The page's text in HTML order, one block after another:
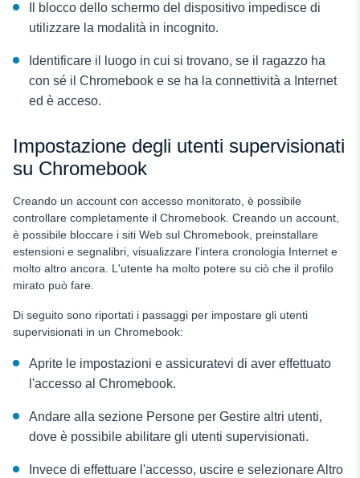
Il blocco dello schermo del dispositivo impedisce di
utilizzare la modalità in incognito.
Identificare il luogo in cui si trovano, se il ragazzo ha
con sé il Chromebook e se ha la connettività a Internet
ed è acceso.
Impostazione degli utenti supervisionati
su Chromebook
Creando un account con accesso monitorato, è possibile
controllare completamente il Chromebook. Creando un account,
è possibile bloccare i siti Web sul Chromebook, preinstallare
estensioni e segnalibri, visualizzare l'intera cronologia Internet e
molto altro ancora. L'utente ha molto potere su ciò che il profilo
mirato può fare.
Di seguito sono riportati i passaggi per impostare gli utenti
supervisionati in un Chromebook:
Aprite le impostazioni e assicuratevi di aver effettuato
l'accesso al Chromebook.
Andare alla sezione Persone per Gestire altri utenti,
dove è possibile abilitare gli utenti supervisionati.
Invece di effettuare l'accesso, uscire e selezionare Altro